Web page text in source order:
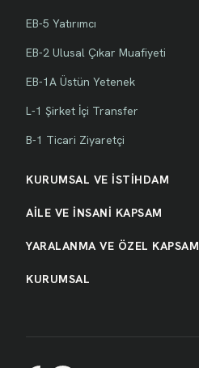
EB-5 Yatırımcı
EB-2 Ulusal Çıkar Muafiyeti
EB-1A Üstün Yetenek
L-1 Şirket İçi Transfer
B-1 Ticari Ziyaretçi
KURUMSAL VE İSTİHDAM
AİLE VE İNSANİ KAPSAM
YARALANMA VE ÖZEL KAPSAM
KURUMSAL